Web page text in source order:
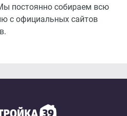
постоянно собираем всю
с официальных сайтов